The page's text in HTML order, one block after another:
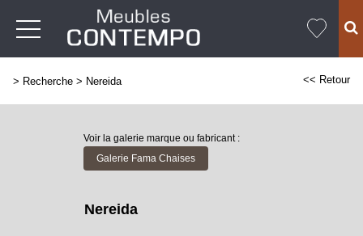
> Recherche > Nereida << Retour
Voir la galerie marque ou fabricant :
Galerie Fama Chaises
Nereida